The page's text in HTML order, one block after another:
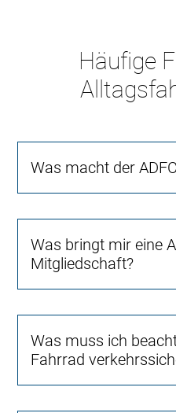
Häufige
Was macht der
Was bringt mir eine
Mitgliedschaft?
Was muss ich
Fahrrad